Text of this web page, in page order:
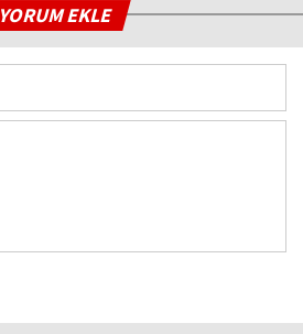
YORUM EKLE